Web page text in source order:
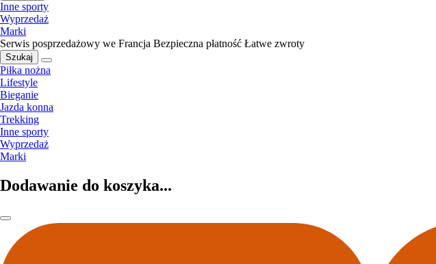
Inne sporty
Wyprzedaż
Marki
Serwis posprzedażowy we Francja Bezpieczna płatność Łatwe zwroty
Szukaj
Piłka nożna
Lifestyle
Bieganie
Jazda konna
Trekking
Inne sporty
Wyprzedaż
Marki
Dodawanie do koszyka...